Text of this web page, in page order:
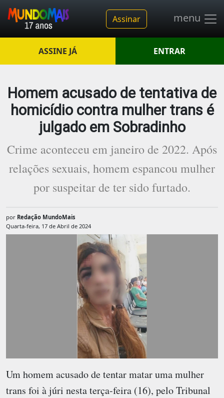
Assinar menu
ASSINE JÁ ENTRAR
Homem acusado de tentativa de
homicídio contra mulher trans é
julgado em Sobradinho
Crime aconteceu em janeiro de 2022. Após
relações sexuais, homem espancou mulher
por suspeitar de ter sido furtado.
por Redação MundoMais
Quarta-feira, 17 de Abril de 2024
Um homem acusado de tentar matar uma mulher
trans foi à júri nesta terça-feira (16), pelo Tribunal